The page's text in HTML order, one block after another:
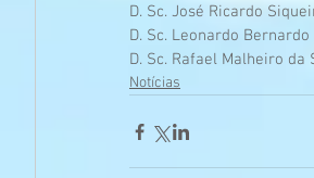
D. Sc. José Ricardo
D. Sc. Leonardo
D. Sc. Rafael Malheiro
Notícias